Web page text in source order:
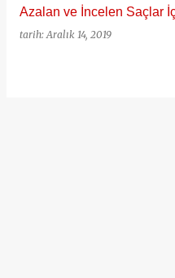
Azalan ve İncelen Saçlar
tarih:Aralık 14, 2019